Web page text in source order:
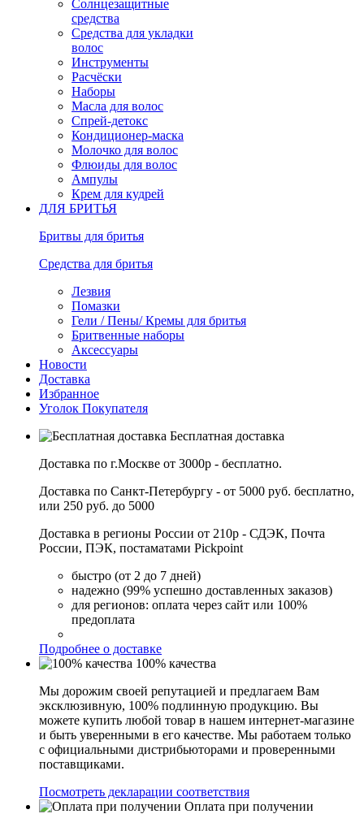
Солнцезащитные
средства
Средства для укладки
волос
Инструменты
Расчёски
Наборы
Масла для волос
Спрей-детокс
Кондиционер-маска
Молочко для волос
Флюиды для волос
Ампулы
Крем для кудрей
ДЛЯ БРИТЬЯ
Бритвы для бритья
Средства для бритья
Лезвия
Помазки
Гели / Пены/ Кремы для бритья
Бритвенные наборы
Аксессуары
Новости
Доставка
Избранное
Уголок Покупателя
Бесплатная доставка
Доставка по г.Москве от 3000р - бесплатно.
Доставка по Санкт-Петербургу - от 5000 руб. бесплатно,
или 250 руб. до 5000
Доставка в регионы России от 210р - СДЭК, Почта
России, ПЭК, постаматами Pickpoint
быстро (от 2 до 7 дней)
надежно (99% успешно доставленных заказов)
для регионов: оплата через сайт или 100%
предоплата
Подробнее о доставке
100% качества
Мы дорожим своей репутацией и предлагаем Вам
эксклюзивную, 100% подлинную продукцию. Вы
можете купить любой товар в нашем интернет-магазине
и быть уверенными в его качестве. Мы работаем только
с официальными дистрибьюторами и проверенными
поставщиками.
Посмотреть декларации соответствия
Оплата при получении